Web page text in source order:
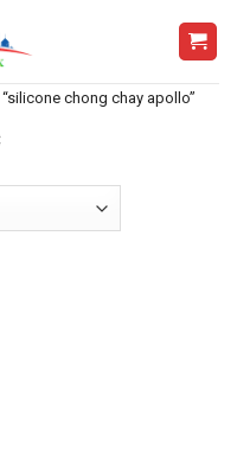
chong chay apollo”